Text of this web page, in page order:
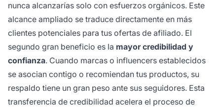
nunca alcanzarías solo con esfuerzos orgánicos. Este
alcance ampliado se traduce directamente en más
clientes potenciales para tus ofertas de afiliado. El
segundo gran beneficio es la mayor credibilidad y
confianza. Cuando marcas o influencers establecidos
se asocian contigo o recomiendan tus productos, su
respaldo tiene un gran peso ante sus seguidores. Esta
transferencia de credibilidad acelera el proceso de